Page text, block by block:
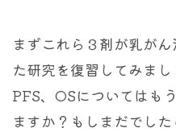
まずこれら３剤が乳が
た研究を復習してみまし
PFS、OSについてはも
ますか？もしまだでした